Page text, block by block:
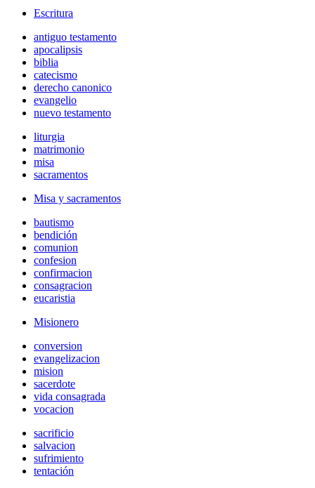
Escritura
antiguo testamento
apocalipsis
biblia
catecismo
derecho canonico
evangelio
nuevo testamento
liturgia
matrimonio
misa
sacramentos
Misa y sacramentos
bautismo
bendición
comunion
confesion
confirmacion
consagracion
eucaristia
Misionero
conversion
evangelizacion
mision
sacerdote
vida consagrada
vocacion
sacrificio
salvacion
sufrimiento
tentación